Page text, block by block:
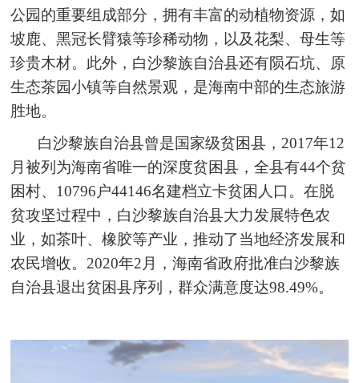
公园的重要组成部分，拥有丰富的动植物资源，如
坡鹿、黑冠长臂猿等珍稀动物，以及花梨、母生等
珍贵木材。此外，白沙黎族自治县还有陨石坑、原
生态茶园小镇等自然景观，是海南中部的生态旅游
胜地。
白沙黎族自治县曾是国家级贫困县，2017年12
月被列为海南省唯一的深度贫困县，全县有44个贫
困村、10796户44146名建档立卡贫困人口。在脱
贫攻坚过程中，白沙黎族自治县大力发展特色农
业，如茶叶、橡胶等产业，推动了当地经济发展和
农民增收。2020年2月，海南省政府批准白沙黎族
自治县退出贫困县序列，群众满意度达98.49%。